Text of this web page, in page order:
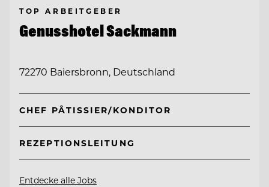
TOP ARBEITGEBER
Genusshotel Sackmann
72270 Baiersbronn, Deutschland
CHEF PÂTISSIER/KONDITOR
REZEPTIONSLEITUNG
Entdecke alle Jobs